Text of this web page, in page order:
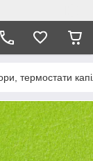
термостати